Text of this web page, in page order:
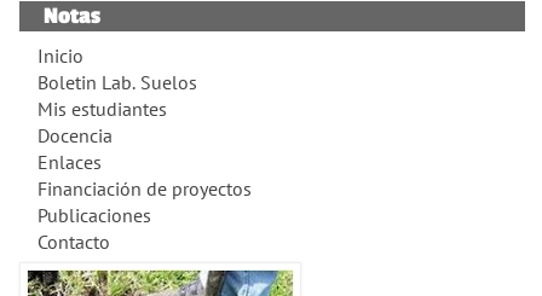
Notas
Inicio
Boletin Lab. Suelos
Mis estudiantes
Docencia
Enlaces
Financiación de proyectos
Publicaciones
Contacto